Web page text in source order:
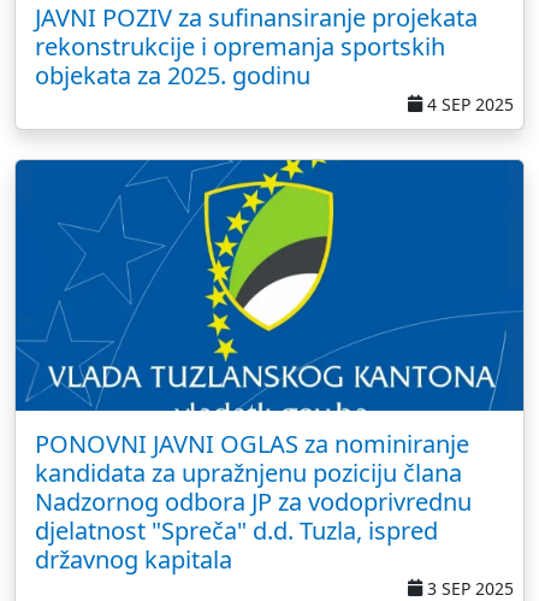
JAVNI POZIV za sufinansiranje projekata
rekonstrukcije i opremanja sportskih
objekata za 2025. godinu
4 SEP 2025
PONOVNI JAVNI OGLAS za nominiranje
kandidata za upražnjenu poziciju člana
Nadzornog odbora JP za vodoprivrednu
djelatnost "Spreča" d.d. Tuzla, ispred
državnog kapitala
3 SEP 2025